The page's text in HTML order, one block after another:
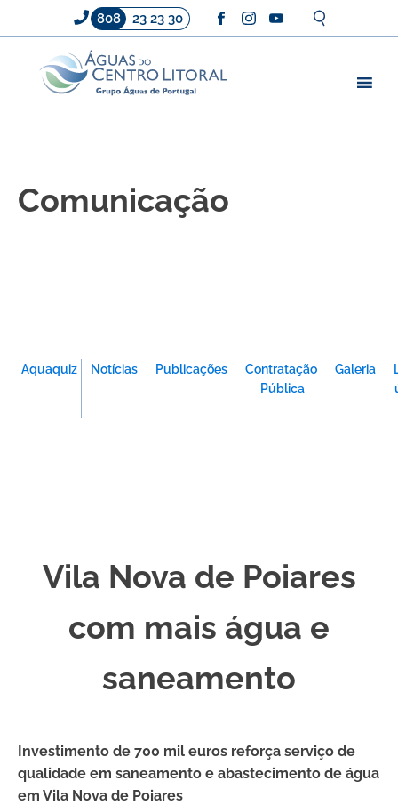
80823 23 30
Comunicação
Aquaquiz Notícias Publicações
Contratação
Pública
Galeria
Vila Nova de Poiares
com mais água e
saneamento
Investimento de 700 mil euros reforça serviço de
qualidade em saneamento e abastecimento de água
em Vila Nova de Poiares